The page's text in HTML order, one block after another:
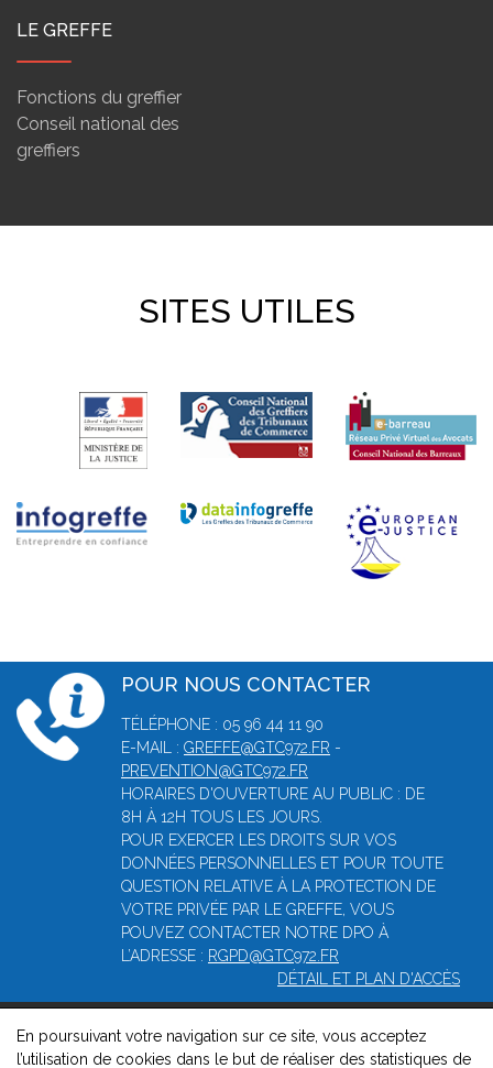
LE GREFFE
Fonctions du greffier
Conseil national des
greffiers
SITES UTILES
POUR NOUS CONTACTER
TÉLÉPHONE : 05 96 44 11 90
E-MAIL : GREFFE@GTC972.FR -
PREVENTION@GTC972.FR
HORAIRES D'OUVERTURE AU PUBLIC : DE
8H À 12H TOUS LES JOURS.
POUR EXERCER LES DROITS SUR VOS
DONNÉES PERSONNELLES ET POUR TOUTE
QUESTION RELATIVE À LA PROTECTION DE
VOTRE PRIVÉE PAR LE GREFFE, VOUS
POUVEZ CONTACTER NOTRE DPO À
L’ADRESSE : RGPD@GTC972.FR
DÉTAIL ET PLAN D'ACCÈS
© 2026, Greffe du tribunal mixte de commerce de Fort-de-
En poursuivant votre navigation sur ce site, vous acceptez
l’utilisation de cookies dans le but de réaliser des statistiques de